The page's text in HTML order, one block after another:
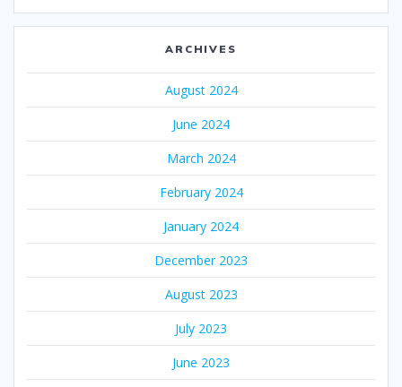
ARCHIVES
August 2024
June 2024
March 2024
February 2024
January 2024
December 2023
August 2023
July 2023
June 2023